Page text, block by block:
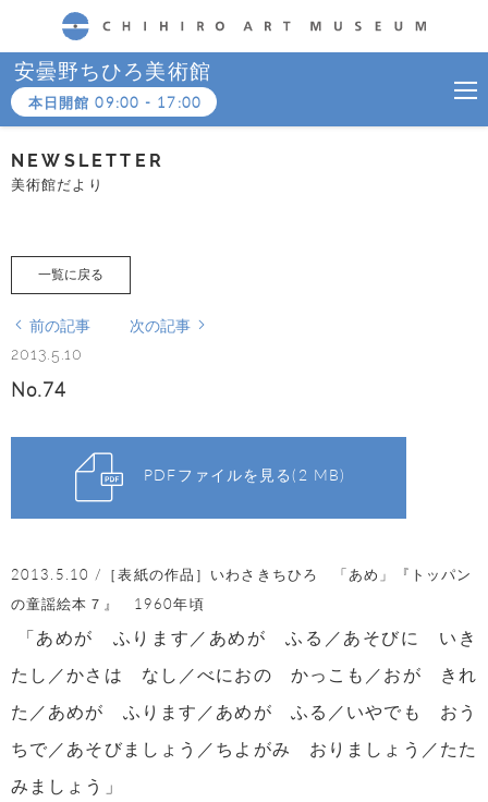
CHIHIRO ART MUSEUM
安曇野ちひろ美術館
本日開館09:00 - 17:00
NEWSLETTER
美術館だより
一覧に戻る
前の記事 次の記事
2013.5.10
No.74
PDFファイルを見る(2 MB)
2013.5.10 /［表紙の作品］いわさきちひろ 「あめ」『トッパン
の童謡絵本７』 1960年頃
「あめが ふります／あめが ふる／あそびに いき
たし／かさは なし／べにおの かっこも／おが きれ
た／あめが ふります／あめが ふる／いやでも おう
ちで／あそびましょう／ちよがみ おりましょう／たた
みましょう」